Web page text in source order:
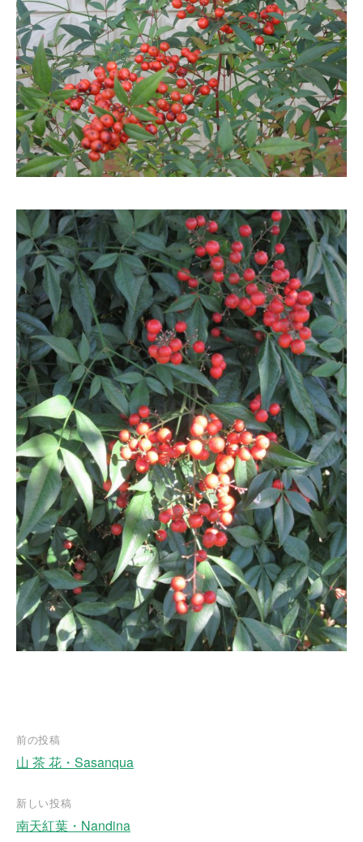
稿
ナ
前の投稿
山 茶 花・Sasanqua
新しい投稿
南天紅葉・Nandina